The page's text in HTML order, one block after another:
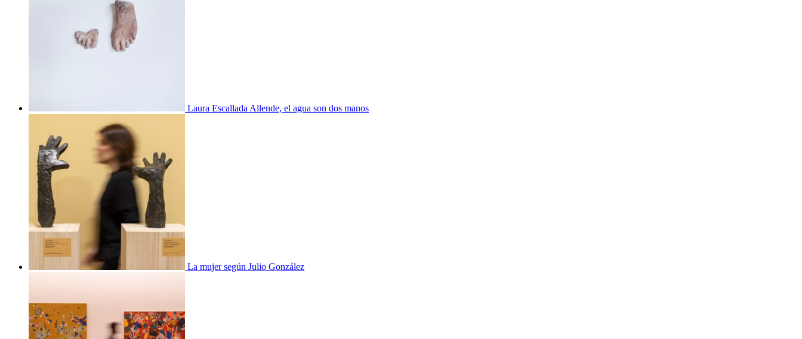
Laura Escallada Allende, el agua son dos manos
La mujer según Julio González